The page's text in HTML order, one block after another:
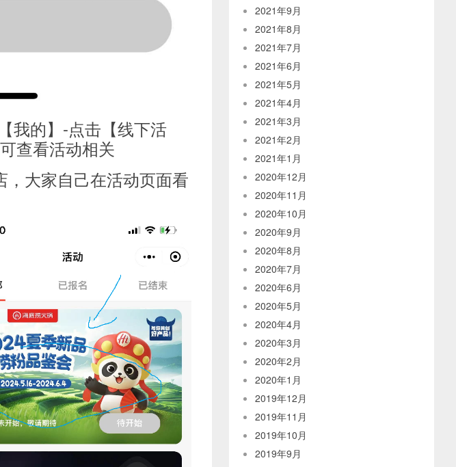
我的】-点击【线下活
查看活动相关
大家自己在活动页面看
2021年9月
2021年8月
2021年7月
2021年6月
2021年5月
2021年4月
2021年3月
2021年2月
2021年1月
2020年12月
2020年11月
2020年10月
2020年9月
2020年8月
2020年7月
2020年6月
2020年5月
2020年4月
2020年3月
2020年2月
2020年1月
2019年12月
2019年11月
2019年10月
2019年9月